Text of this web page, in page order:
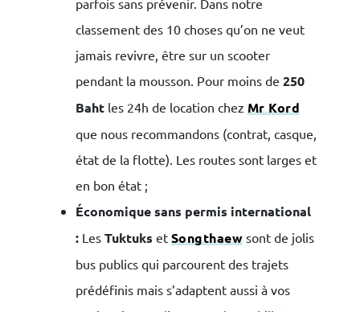
parfois sans prévenir. Dans notre
classement des 10 choses qu’on ne veut
jamais revivre, être sur un scooter
pendant la mousson. Pour moins de 250
Bahtles 24h de location chez Mr Kord
que nous recommandons (contrat, casque,
état de la flotte). Les routes sont larges et
en bon état ;
Économique sans permis international
: Les Tuktuks et Songthaew sont de jolis
bus publics qui parcourent des trajets
prédéfinis mais s’adaptent aussi à vos